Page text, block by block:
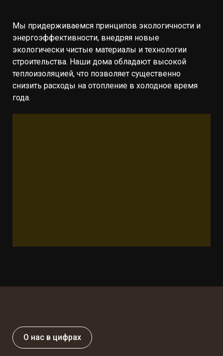
Мы придерживаемся принципов экологичности и
энергоэффективности, внедряя новые
экологически чистые материалы и технологии
строительства. Наши дома обладают высокой
теплоизоляцией, что позволяет существенно
снизить расходы на отопление в холодное время
года.
О нас в цифрах